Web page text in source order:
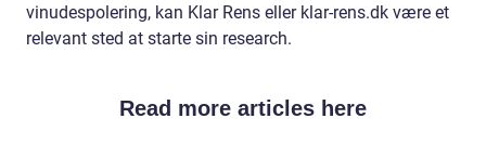
vinudespolering, kan Klar Rens eller klar-rens.dk være et
relevant sted at starte sin research.
Read more articles here